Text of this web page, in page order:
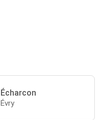
Écharcon
Évry